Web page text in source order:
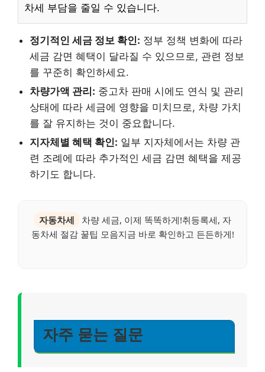
차세 부담을 줄일 수 있습니다.
정기적인 세금 정보 확인: 정부 정책 변화에 따라
세금 감면 혜택이 달라질 수 있으므로, 관련 정보
를 꾸준히 확인하세요.
차량가액 관리: 중고차 판매 시에도 연식 및 관리
상태에 따라 세금에 영향을 미치므로, 차량 가치
를 잘 유지하는 것이 중요합니다.
지자체별 혜택 확인: 일부 지자체에서는 차량 관
련 조례에 따라 추가적인 세금 감면 혜택을 제공
하기도 합니다.
자동차세
차량 세금, 이제 똑똑하게!취등록세, 자
동차세 절감 꿀팁 모음지금 바로 확인하고 든든하게!
자주 묻는 질문